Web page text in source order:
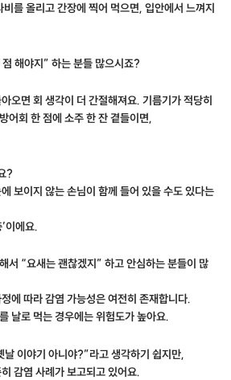
를 올리고 간장에 찍어 먹으면, 입안에서 느껴지
해야지” 하는 분들 많으시죠?
오면 회 생각이 더 간절해져요. 기름기가 적당히
어회 한 점에 소주 한 잔 곁들이면,
?
보이지 않는 손님이 함께 들어 있을 수도 있다는
이에요.
서 “요새는 괜찮겠지” 하고 안심하는 분들이 많
에 따라 감염 가능성은 여전히 존재합니다.
날로 먹는 경우에는 위험도가 높아요.
날 이야기 아니야?”라고 생각하기 쉽지만,
감염 사례가 보고되고 있어요.